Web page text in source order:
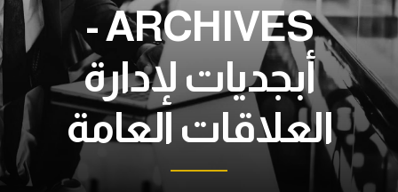
ARCHIVES -
أبجديات لإدارة
العلاقات العامة